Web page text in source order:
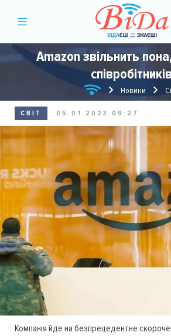
Amazon звільнить
Новини
СВІТ 05.01.2023 09:27
Компанія йде на безпрецедентне